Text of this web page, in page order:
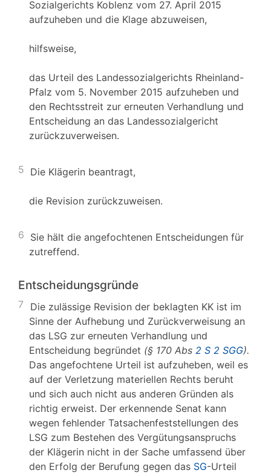
Sozialgerichts Koblenz vom 27. April 2015
aufzuheben und die Klage abzuweisen,
hilfsweise,
das Urteil des Landessozialgerichts Rheinland-
Pfalz vom 5. November 2015 aufzuheben und
den Rechtsstreit zur erneuten Verhandlung und
Entscheidung an das Landessozialgericht
zurückzuverweisen.
5 Die Klägerin beantragt,
die Revision zurückzuweisen.
6 Sie hält die angefochtenen Entscheidungen für
zutreffend.
Entscheidungsgründe
7
Die zulässige Revision der beklagten KK ist im
Sinne der Aufhebung und Zurückverweisung an
das LSG zur erneuten Verhandlung und
Entscheidung begründet (§ 170 Abs 2 S 2 SGG).
Das angefochtene Urteil ist aufzuheben, weil es
auf der Verletzung materiellen Rechts beruht
und sich auch nicht aus anderen Gründen als
richtig erweist. Der erkennende Senat kann
wegen fehlender Tatsachenfeststellungen des
LSG zum Bestehen des Vergütungsanspruchs
der Klägerin nicht in der Sache umfassend über
den Erfolg der Berufung gegen das SG-Urteil